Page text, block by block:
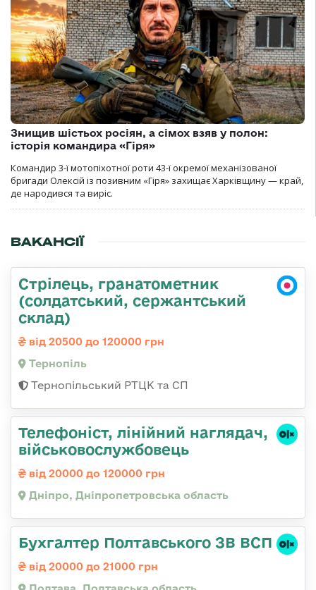
Знищив шістьох росіян, а сімох взяв у полон:
історія командира «Гіря»
Командир 3-ї мотопіхотної роти 43-ї окремої механізованої
бригади Олексій із позивним «Гіря» захищає Харківщину — край,
де народився та виріс.
ВАКАНСІЇ
Стрілець, гранатометник
(солдатський, сержантський
склад)
від 20500 до 120000 грн
Тернопіль
Тернопільський РТЦК та СП
Телефоніст, лінійний наглядач,
військовослужбовець
від 20000 до 120000 грн
Дніпро, Дніпропетровська область
Бухгалтер Полтавського ЗВ ВСП
від 20000 до 21000 грн